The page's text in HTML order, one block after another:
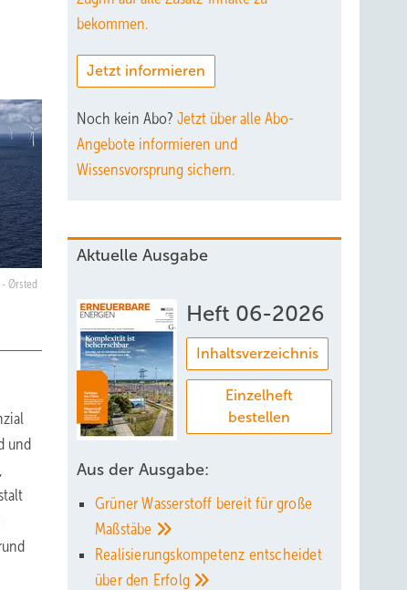
- Ørsted
und
bekommen.
Jetzt informieren
Noch kein Abo? Jetzt über alle Abo-
Angebote informieren und
Wissensvorsprung sichern.
Aktuelle Ausgabe
Heft 06-2026
Inhaltsverzeichnis
Einzelheft
bestellen
Aus der Ausgabe:
Grüner Wasserstoff bereit für große
Maßstäbe
Realisierungskompetenz entscheidet
über den Erfolg